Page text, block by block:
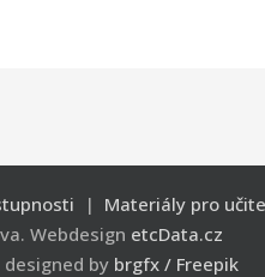
| Materiály pro
Webdesign etcData.cz
by brgfx / Freepik